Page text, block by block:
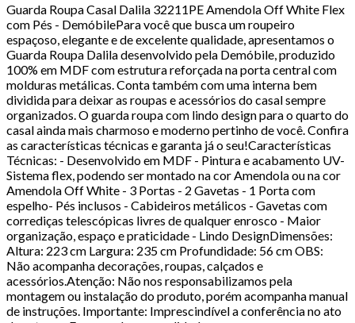
Guarda Roupa Casal Dalila 32211PE Amendola Off White Flex
com Pés - DemóbilePara você que busca um roupeiro
espaçoso, elegante e de excelente qualidade, apresentamos o
Guarda Roupa Dalila desenvolvido pela Demóbile, produzido
100% em MDF com estrutura reforçada na porta central com
molduras metálicas. Conta também com uma interna bem
dividida para deixar as roupas e acessórios do casal sempre
organizados. O guarda roupa com lindo design para o quarto do
casal ainda mais charmoso e moderno pertinho de você. Confira
as características técnicas e garanta já o seu!Características
Técnicas: - Desenvolvido em MDF - Pintura e acabamento UV-
Sistema flex, podendo ser montado na cor Amendola ou na cor
Amendola Off White - 3 Portas - 2 Gavetas - 1 Porta com
espelho- Pés inclusos - Cabideiros metálicos - Gavetas com
corrediças telescópicas livres de qualquer enrosco - Maior
organização, espaço e praticidade - Lindo DesignDimensões:
Altura: 223 cm Largura: 235 cm Profundidade: 56 cm OBS:
Não acompanha decorações, roupas, calçados e
acessórios.Atenção: Não nos responsabilizamos pela
montagem ou instalação do produto, porém acompanha manual
de instruções. Importante: Imprescindível a conferência no ato